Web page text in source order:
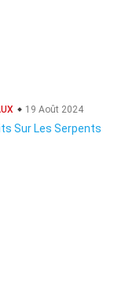
19 Août 2024
Sur Les Serpents